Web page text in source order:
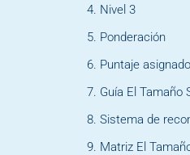
Nivel 3
Ponderación
Puntaje asignado
Guía El Tamaño
Sistema de
Matriz El